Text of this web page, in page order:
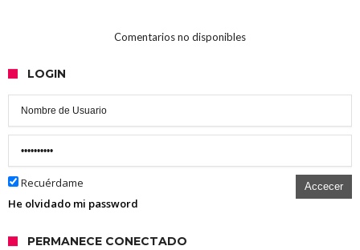
Comentarios no disponibles
LOGIN
Recuérdame Accecer
He olvidado mi password
PERMANECE CONECTADO